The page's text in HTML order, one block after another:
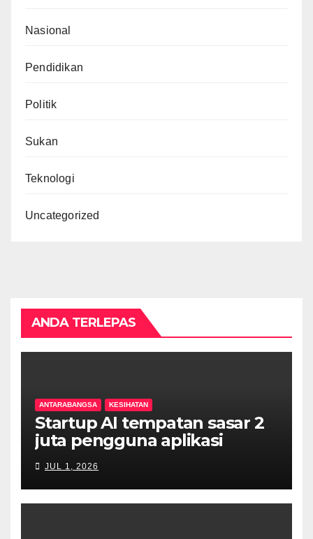
Nasional
Pendidikan
Politik
Sukan
Teknologi
Uncategorized
ANDA TERLEPAS
ANTARABANGSA KESIHATAN
Startup AI tempatan sasar 2
juta pengguna aplikasi
kesihatan digital MyMedix
dalam tempoh setahun
JUL 1, 2026